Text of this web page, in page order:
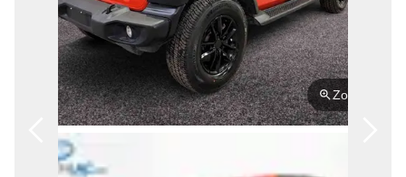
CONTACT
FRANÇAIS
Zoom